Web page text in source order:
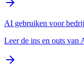
AI gebruiken voor
Leer de ins en outs van